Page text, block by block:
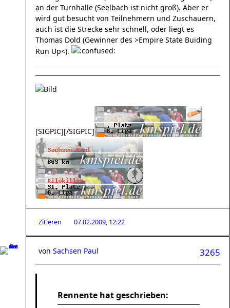
an der Turnhalle (Seelbach ist nicht groß). Aber er
wird gut besucht von Teilnehmern und Zuschauern,
auch ist die Strecke sehr schnell, oder liegt es
Thomas Dold (Gewinner des >Empire State Buiding
Run Up<).
[SIGPIC][/SIGPIC]
Zitieren 07.02.2009, 12:22
3265
von Sachsen Paul
Rennente hat geschrieben: